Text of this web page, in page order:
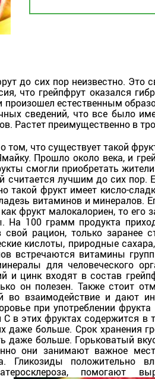
до сих пор неизвестно. Это
что грейпфрут оказался
естественным
сведений, что все было
Растет преимущественно в
что существует такой
Прошло около века, и
смогли приобретать
лучшим до сих пор.
фрукт имеет кисло-
витаминов и минералов.
фрукт малокалориен, то его
На 100 грамм продукта
рацион, только заранее
кислоты, природные
встречаются витамины
для человеческого
и цинк входят в состав
он полезен. Также стоит
взаимодействие и дают
при употреблении
в этих фруктах содержится в
даже больше. Срок хранения
даже больше. Горьковатый
они занимают важное
Гликозиды положительно
помогают